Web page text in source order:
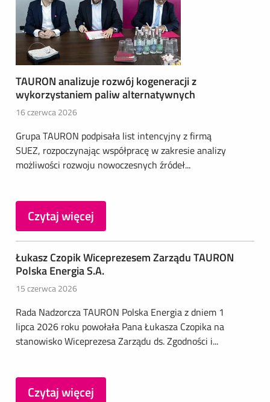
TAURON analizuje rozwój kogeneracji z
wykorzystaniem paliw alternatywnych
16 czerwca 2026
Grupa TAURON podpisała list intencyjny z firmą
SUEZ, rozpoczynając współpracę w zakresie analizy
możliwości rozwoju nowoczesnych źródeł...
Czytaj więcej
Łukasz Czopik Wiceprezesem Zarządu TAURON
Polska Energia S.A.
15 czerwca 2026
Rada Nadzorcza TAURON Polska Energia z dniem 1
lipca 2026 roku powołała Pana Łukasza Czopika na
stanowisko Wiceprezesa Zarządu ds. Zgodności i...
Czytaj więcej